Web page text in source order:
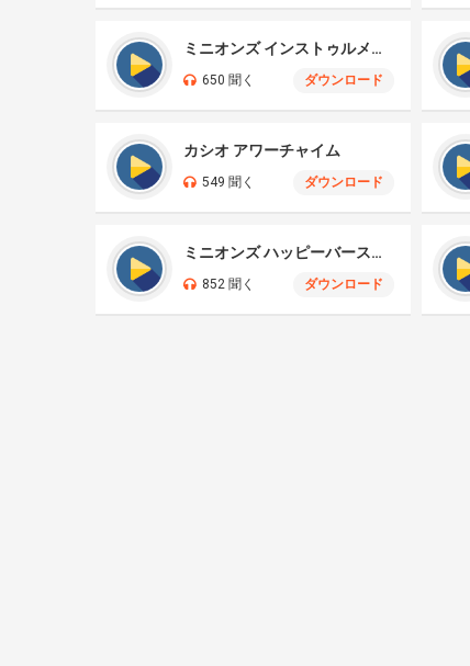
ミニオンズ インストゥルメンタル
650 聞く ダウンロード
カシオ アワーチャイム
549 聞く ダウンロード
ミニオンズ ハッピーバースデー
852 聞く ダウンロード